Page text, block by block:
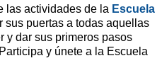
las actividades de la Escuela
sus puertas a todas aquellas
y dar sus primeros pasos
y únete a la Escuela